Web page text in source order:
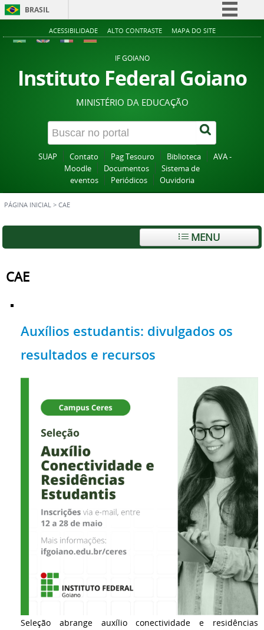
BRASIL
Simplifique!
Acesso à informação
Legislação
Canais
ACESSIBILIDADE ALTO CONTRASTE MAPA DO SITE
IF GOIANO
Instituto Federal Goiano
MINISTÉRIO DA EDUCAÇÃO
SUAP Contato Pag Tesouro Biblioteca
AVA -
Moodle
Documentos
Sistema de
eventos
Periódicos Ouvidoria
PÁGINA INICIAL > CAE
MENU
CAE
Auxílios estudantis: divulgados os
resultados e recursos
Seleção abrange auxílio conectividade e residências